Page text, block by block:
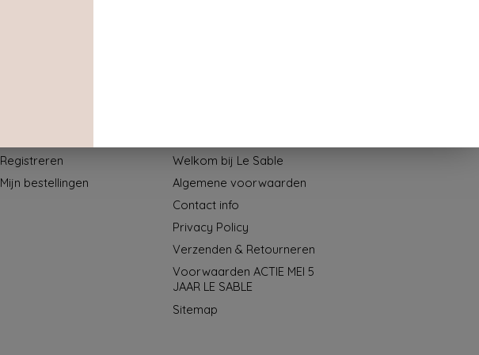
Registreren
Mijn bestellingen
Welkom bij Le Sable
Algemene voorwaarden
Contact info
Privacy Policy
Verzenden & Retourneren
Voorwaarden ACTIE MEI 5
JAAR LE SABLE
Sitemap